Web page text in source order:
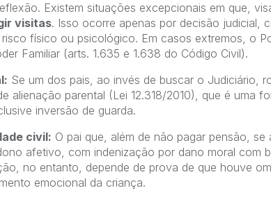
Existem situações excepcionais em que,
visitas. Isso ocorre apenas por decisão judicial,
físico ou psicológico. Em casos extremos, o
Familiar (arts. 1.635 e 1.638 do Código Civil).
Se um dos pais, ao invés de buscar o Judiciário,
alienação parental (Lei 12.318/2010), que é uma
inversão de guarda.
civil: O pai que, além de não pagar pensão,
afetivo, com indenização por dano moral com
no entanto, depende de prova de que houve
emocional da criança.